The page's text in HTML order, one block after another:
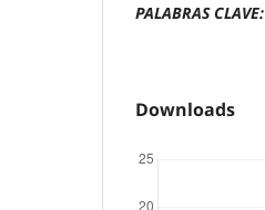
PALABRAS CLAVE:
Downloads